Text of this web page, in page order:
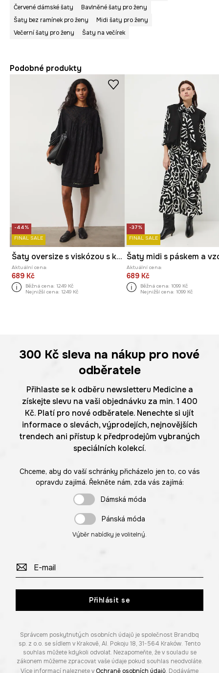
Červené dámské šaty
Bavlněné šaty pro ženy
Šaty bez ramínek pro ženy
Midi šaty pro ženy
Večerní šaty pro ženy
Šaty na večírek
Podobné produkty
-44%
FINAL SALE
Šaty oversize s viskózou s krajkovými vsadkami
Aktuální cena:
689 Kč
Běžná cena: 1249 Kč
Nejnižší cena: 1249 Kč
-37%
FINAL SALE
Šaty midi s páskem a
Aktuální cena:
689 Kč
Běžná cena: 1099 Kč
Nejnižší cena: 1099 Kč
300 Kč sleva na nákup pro nové
odběratele
Přihlaste se k odběru newsletteru Medicine a
získejte slevu na vaši objednávku za min. 1 400
Kč. Platí pro nové odběratele. Nenechte si ujít
informace o slevách, výprodejích, nejnovějších
trendech ani přístup k předprodejům vybraných
speciálních kolekcí.
Chceme, aby do vaší schránky přicházelo jen to, co vás
opravdu zajímá. Řekněte nám, zda vás zajímá:
Dámská móda
Pánská móda
Výběr nabídky je volitelný.
Přihlásit se
Správcem poskytnutých osobních údajů je společnost Brandbq
sp. z o.o. se sídlem v Krakově, Al. Pokoju 18, 31-564 Kraków. Tento
souhlas můžete kdykoli odvolat. Nezapomeňte, že v souladu se
zákonem můžeme zpracovat vaše údaje pokud souhlas neodvoláte.
Více informací naleznete v Ochraně osobních údajů. Dodáváme